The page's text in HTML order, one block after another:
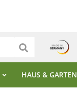
HAUS & GARTEN